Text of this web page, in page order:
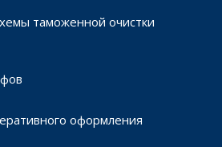
таможенной очистки
оформления